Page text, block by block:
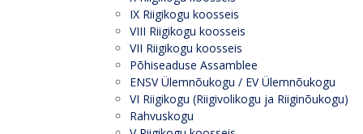
IX Riigikogu koosseis
VIII Riigikogu koosseis
VII Riigikogu koosseis
Põhiseaduse Assamblee
ENSV Ülemnõukogu / EV Ülemnõukogu
VI Riigikogu (Riigivolikogu ja Riiginõukogu)
Rahvuskogu